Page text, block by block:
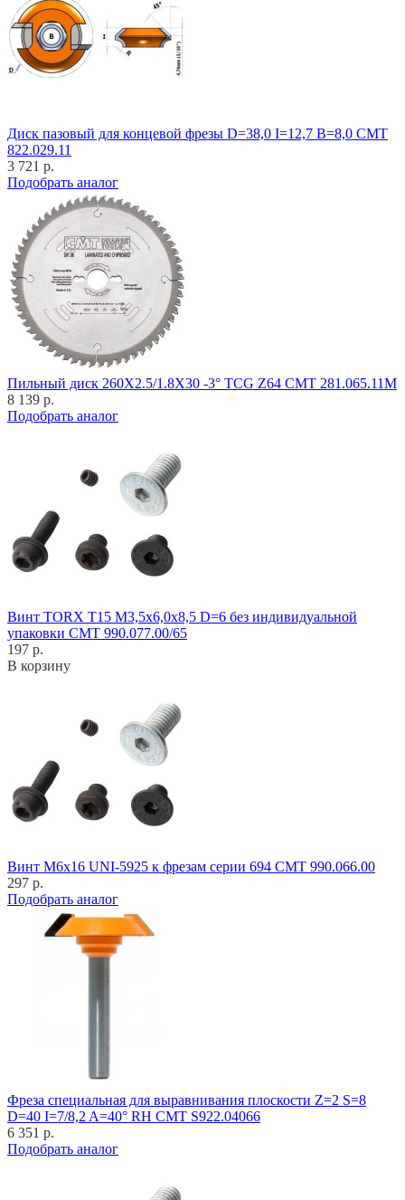
Диск пазовый для концевой фрезы D=38,0 I=12,7 B=8,0 CMT
822.029.11
3 721 р.
Подобрать аналог
Пильный диск 260X2.5/1.8X30 -3° TCG Z64 CMT 281.065.11M
8 139 р.
Подобрать аналог
Винт TORX T15 M3,5x6,0x8,5 D=6 без индивидуальной
упаковки CMT 990.077.00/65
197 р.
В корзину
Винт M6x16 UNI-5925 к фрезам серии 694 CMT 990.066.00
297 р.
Подобрать аналог
Фреза специальная для выравнивания плоскости Z=2 S=8
D=40 I=7/8,2 A=40° RH CMT S922.04066
6 351 р.
Подобрать аналог